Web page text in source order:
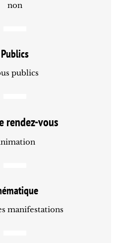
non
Publics
publics
rendez-vous
manifestations